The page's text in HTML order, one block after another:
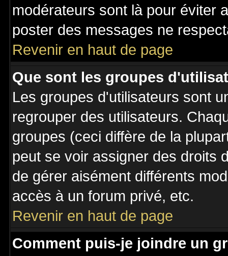
modérateurs sont là pour éviter
poster des messages ne
Revenir en haut de page
Que sont les groupes
Les groupes d'utilisateurs sont
regrouper des utilisateurs.
groupes (ceci diffère de la
peut se voir assigner des droits
de gérer aisément différents
accès à un forum privé, etc.
Revenir en haut de page
Comment puis-je joindre un